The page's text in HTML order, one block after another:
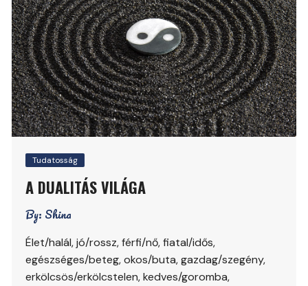
Tudatosság
A DUALITÁS VILÁGA
By: Shina
Élet/halál, jó/rossz, férfi/nő, fiatal/idős,
egészséges/beteg, okos/buta, gazdag/szegény,
erkölcsös/erkölcstelen, kedves/goromba,